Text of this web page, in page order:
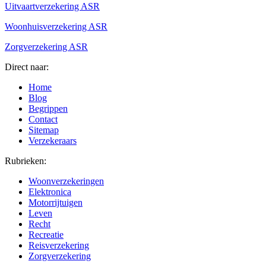
Uitvaartverzekering ASR
Woonhuisverzekering ASR
Zorgverzekering ASR
Direct naar:
Home
Blog
Begrippen
Contact
Sitemap
Verzekeraars
Rubrieken:
Woonverzekeringen
Elektronica
Motorrijtuigen
Leven
Recht
Recreatie
Reisverzekering
Zorgverzekering